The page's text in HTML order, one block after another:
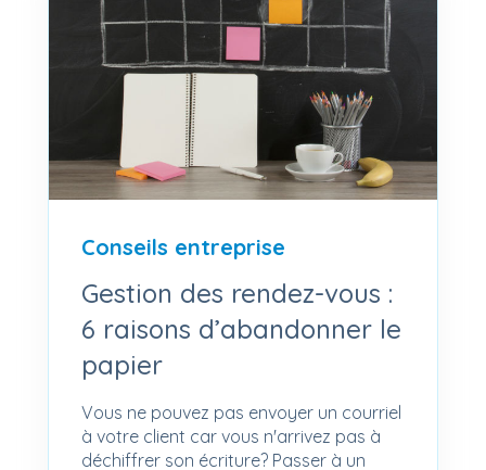
Conseils entreprise
Gestion des rendez-vous :
6 raisons d’abandonner le
papier
Vous ne pouvez pas envoyer un courriel
à votre client car vous n'arrivez pas à
déchiffrer son écriture? Passer à un